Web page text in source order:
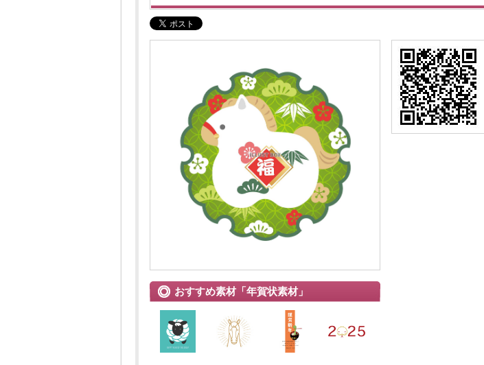
おすすめ素材「年賀状素材」